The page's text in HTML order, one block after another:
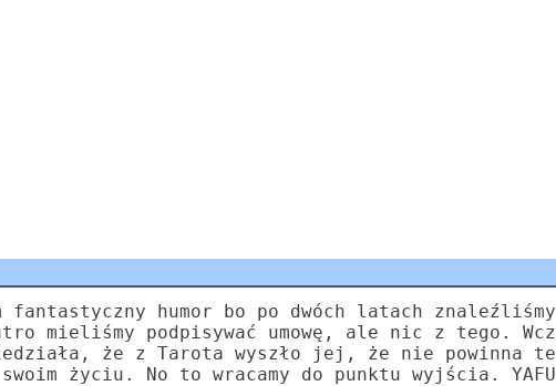
fantastyczny humor bo po dwóch latach
mieliśmy podpisywać umowę, ale nic z tego.
że z Tarota wyszło jej, że nie powinna
życiu. No to wracamy do punktu wyjścia.